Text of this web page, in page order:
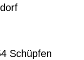
Schüpfen